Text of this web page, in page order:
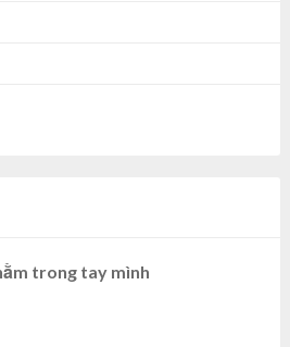
trong tay mình